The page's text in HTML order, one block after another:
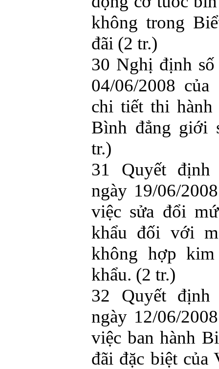
không trong
đãi (2 tr.)
30 Nghị định
04/06/2008
chi tiết thi hành
Bình đẳng giới
tr.)
31 Quyết định
ngày 19/06/
việc sửa đổi
khẩu đối với
không hợp
khẩu. (2 tr.)
32 Quyết định
ngày 12/06/
việc ban hành
đãi đặc biệt của